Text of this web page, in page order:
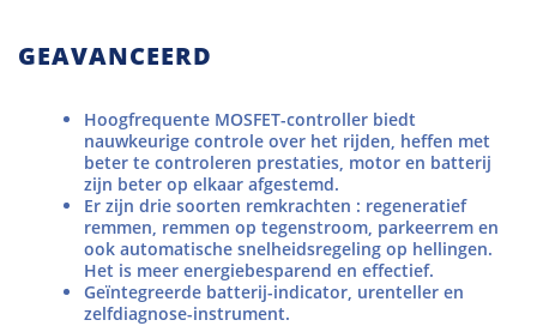
GEAVANCEERD
Hoogfrequente MOSFET-controller biedt
nauwkeurige controle over het rijden, heffen met
beter te controleren prestaties, motor en batterij
zijn beter op elkaar afgestemd.
Er zijn drie soorten remkrachten : regeneratief
remmen, remmen op tegenstroom, parkeerrem en
ook automatische snelheidsregeling op hellingen.
Het is meer energiebesparend en effectief.
Geïntegreerde batterij-indicator, urenteller en
zelfdiagnose-instrument.